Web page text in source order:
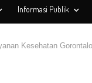
Informasi Publik
Kesehatan